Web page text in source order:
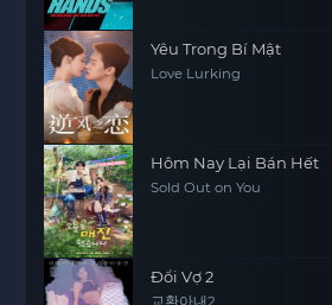
Yêu Trong Bí Mật
Love Lurking
Hôm Nay Lại Bán Hết
Sold Out on You
Đổi Vợ 2
교환아내2